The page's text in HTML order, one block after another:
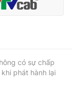
sản
có sự chấp
phát hành lại